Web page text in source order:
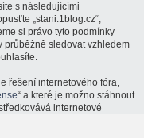
s následujícími
„stani.1blog.cz“,
si právo tyto podmínky
průběžně sledovat vzhledem
řešení internetového fóra,
“ a které je možno stáhnout
internetové